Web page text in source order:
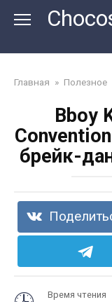
Главная » Полезное
Bboy
брейк-
Время чтения